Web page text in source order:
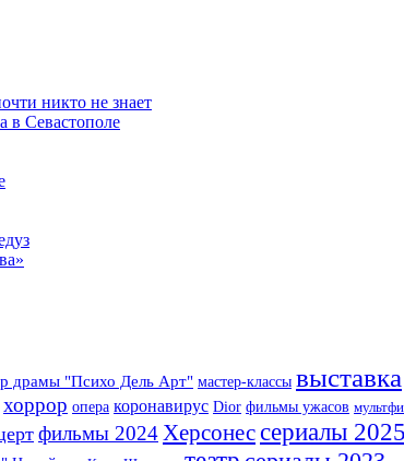
никто не знает
в Севастополе
драмы "Психо Дель Арт" мастер-классы выставка
хоррор опера коронавирус Dior фильмы ужасов
фильмы 2024 Херсонессериалы 2025